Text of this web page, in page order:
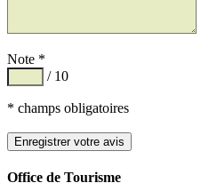
Note *
/ 10
* champs obligatoires
Office de Tourisme